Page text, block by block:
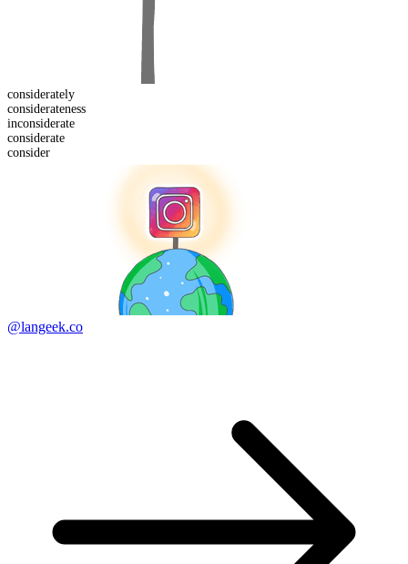
considerately
considerateness
inconsiderate
considerate
consider
@langeek.co